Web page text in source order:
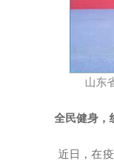
山东
全民健身，
近日，在疫情